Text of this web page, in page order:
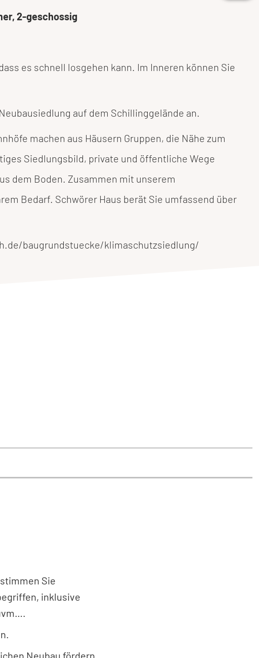
2-geschossig
es schnell losgehen kann. Im Inneren können Sie
auf dem Schillinggelände an.
machen aus Häusern Gruppen, die Nähe zum
Siedlungsbild, private und öffentliche Wege
dem Boden. Zusammen mit unserem
Bedarf. Schwörer Haus berät Sie umfassend über
baugrundstuecke/klimaschutzsiedlung/
Sie
inklusive
Neubau fördern